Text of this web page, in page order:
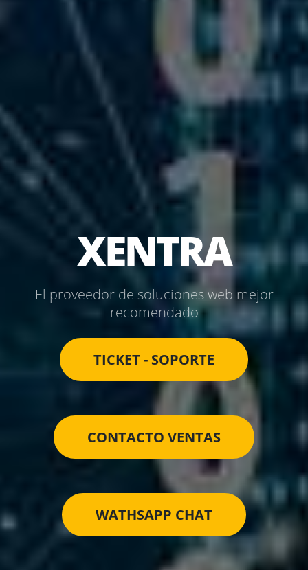
XENT
R
El proveedor de soluciones web mejor
recomendado
TICKET - SOPORTE
CONTACTO VENTAS
WATHSAPP CHAT